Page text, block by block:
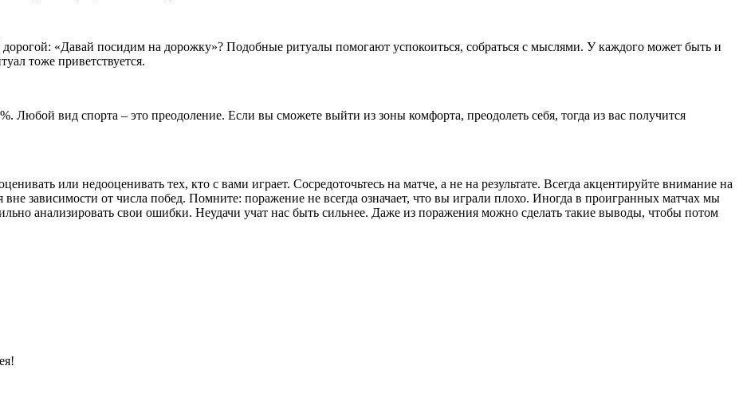
«Давай посидим на дорожку»? Подобные ритуалы помогают успокоиться, собраться с мыслями. У каждого может быть и
тоже приветствуется.
Любой вид спорта – это преодоление. Если вы сможете выйти из зоны комфорта, преодолеть себя, тогда из вас получится
или недооценивать тех, кто с вами играет. Сосредоточьтесь на матче, а не на результате. Всегда акцентируйте внимание на
зависимости от числа побед. Помните: поражение не всегда означает, что вы играли плохо. Иногда в проигранных матчах мы
анализировать свои ошибки. Неудачи учат нас быть сильнее. Даже из поражения можно сделать такие выводы, чтобы потом